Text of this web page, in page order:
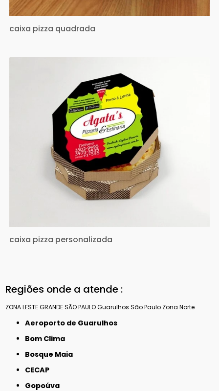
caixa pizza quadrada
caixa pizza personalizada
Regiões onde a atende :
ZONA LESTEGRANDE SÃO PAULOGuarulhos São Paulo Zona Norte
Aeroporto de Guarulhos
Bom Clima
Bosque Maia
CECAP
Gopoúva